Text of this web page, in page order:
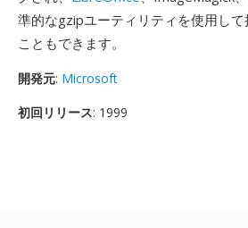
準的なgzipユーティリティを使用し
こともできます。
開発元: Microsoft
初回リリース: 1999